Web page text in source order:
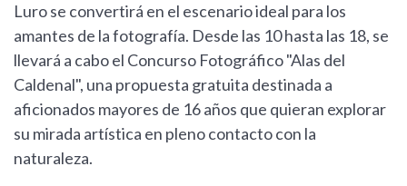
Luro se convertirá en el escenario ideal para los
amantes de la fotografía. Desde las 10 hasta las 18, se
llevará a cabo el Concurso Fotográfico "Alas del
Caldenal", una propuesta gratuita destinada a
aficionados mayores de 16 años que quieran explorar
su mirada artística en pleno contacto con la
naturaleza.